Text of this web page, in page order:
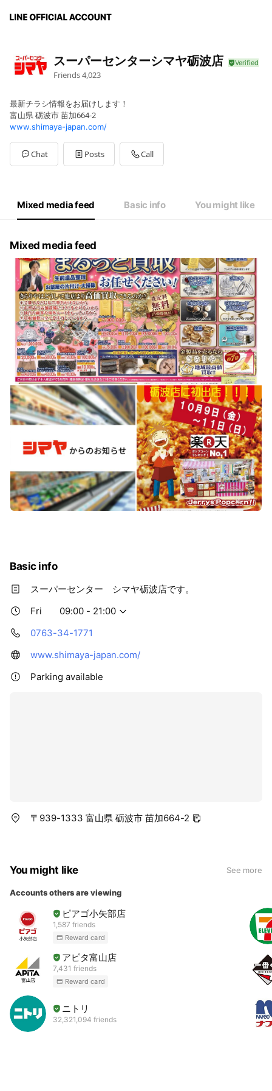
スーパーセンターシマヤ砺波店
Friends4,023
最新チラシ情報をお届けします！
富山県 砺波市 苗加664-2
www.shimaya-japan.com/
Chat Posts Call
Mixed media feed Basic info You might like
Mixed media feed
Basic info
スーパーセンター シマヤ砺波店です。
Fri
09:00 - 21:00
0763-34-1771
www.shimaya-japan.com/
Parking available
〒939-1333 富山県 砺波市 苗加664-2
You might like See more
Accounts others are viewing
ピアゴ小矢部店
1,587 friends
Reward card
アピタ富山店
7,431 friends
Reward card
ニトリ
32,321,094 friends